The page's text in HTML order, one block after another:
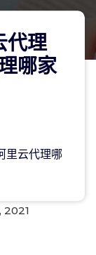
代理
哪家
里云代理哪
2021